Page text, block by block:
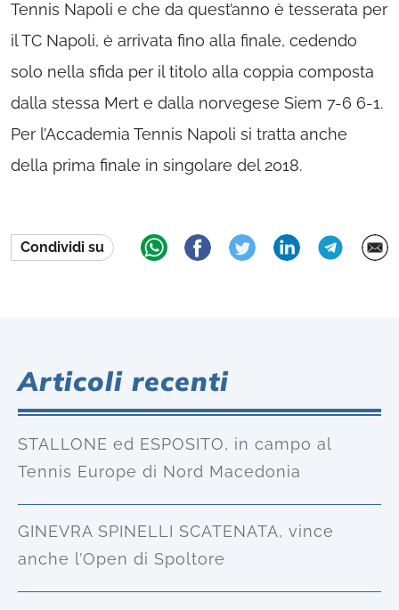
Tennis Napoli e che da quest’anno è tesserata per
il TC Napoli, è arrivata fino alla finale, cedendo
solo nella sfida per il titolo alla coppia composta
dalla stessa Mert e dalla norvegese Siem 7-6 6-1.
Per l’Accademia Tennis Napoli si tratta anche
della prima finale in singolare del 2018.
Condividi su
Articoli recenti
STALLONE ed ESPOSITO, in campo al
Tennis Europe di Nord Macedonia
GINEVRA SPINELLI SCATENATA, vince
anche l’Open di Spoltore